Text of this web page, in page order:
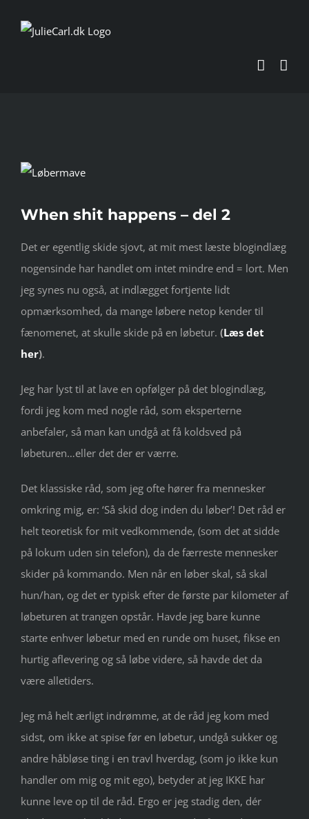
Se
billede
When shit happens – del 2
Det er egentlig skide sjovt, at mit mest læste blogindlæg
nogensinde har handlet om intet mindre end = lort. Men
jeg synes nu også, at indlægget fortjente lidt
opmærksomhed, da mange løbere netop kender til
fænomenet, at skulle skide på en løbetur. (Læs det
her).
Jeg har lyst til at lave en opfølger på det blogindlæg,
fordi jeg kom med nogle råd, som eksperterne
anbefaler, så man kan undgå at få koldsved på
løbeturen…eller det der er værre.
Det klassiske råd, som jeg ofte hører fra mennesker
omkring mig, er: ‘Så skid dog inden du løber’! Det råd er
helt teoretisk for mit vedkommende, (som det at sidde
på lokum uden sin telefon), da de færreste mennesker
skider på kommando. Men når en løber skal, så skal
hun/han, og det er typisk efter de første par kilometer af
løbeturen at trangen opstår. Havde jeg bare kunne
starte enhver løbetur med en runde om huset, fikse en
hurtig aflevering og så løbe videre, så havde det da
være alletiders.
Jeg må helt ærligt indrømme, at de råd jeg kom med
sidst, om ikke at spise før en løbetur, undgå sukker og
andre håbløse ting i en travl hverdag, (som jo ikke kun
handler om mig og mit ego), betyder at jeg IKKE har
kunne leve op til de råd. Ergo er jeg stadig den, dér